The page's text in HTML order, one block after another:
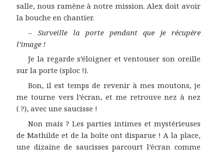
salle, nous ramène à notre mission. Alex doit avoir
la bouche en chantier.
–Surveille la porte pendant que je récupère
l’image !
Je la regarde s’éloigner et ventouser son oreille
sur la porte (sploc !).
Bon, il est temps de revenir à mes moutons, je
me tourne vers l’écran, et me retrouve nez à nez
( ?), avec une saucisse !
Non mais ? Les parties intimes et mystérieuses
de Mathilde et de la boîte ont disparue ! A la place,
une dizaine de saucisses parcourt l’écran comme